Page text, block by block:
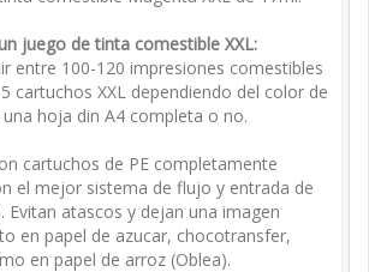
juego de tinta comestible XXL:
entre 100-120 impresiones comestibles
cartuchos XXL dependiendo del color de
hoja din A4 completa o no.
cartuchos de PE completamente
el mejor sistema de flujo y entrada de
Evitan atascos y dejan una imagen
en papel de azucar, chocotransfer,
en papel de arroz (Oblea).